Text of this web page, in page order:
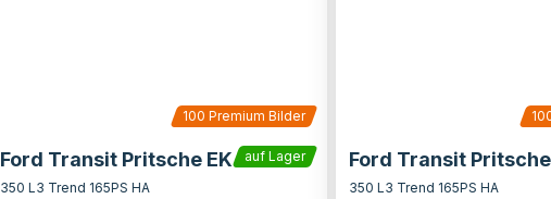
100 Premium Bilder
Ford Transit Pritsche EK
auf Lager
350 L3 Trend 165PS HA
Ford Transit Pritsche
350 L3 Trend 165PS HA